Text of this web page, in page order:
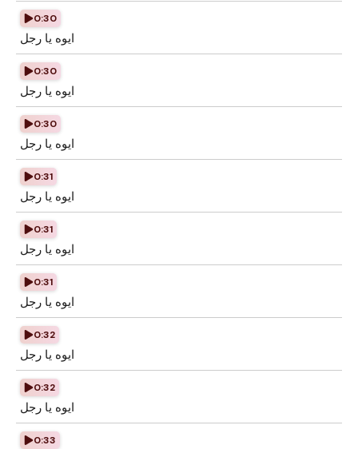
0:30
ايوه يا رجل
0:30
ايوه يا رجل
0:30
ايوه يا رجل
0:31
ايوه يا رجل
0:31
ايوه يا رجل
0:31
ايوه يا رجل
0:32
ايوه يا رجل
0:32
ايوه يا رجل
0:33